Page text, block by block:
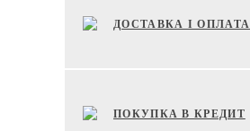
ДОСТАВКА І ОПЛАТА
ПОКУПКА В КРЕДИТ